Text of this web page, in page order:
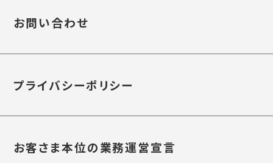
お問い合わせ
プライバシーポリシー
お客さま本位の業務運営宣言